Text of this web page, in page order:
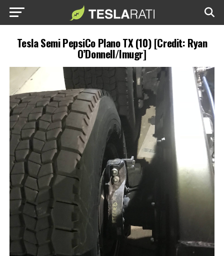
Tesla Semi PepsiCo Plano TX (10) [Credit: Ryan
O’Donnell/Imugr]